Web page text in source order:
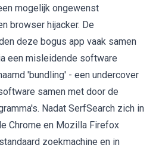
mogelijk ongewenst
browser hijacker. De
deze bogus app vaak samen
een misleidende software
'bundling' - een undercover
samen met door de
Nadat SerfSearch zich in
Chrome en Mozilla Firefox
zoekmachine en in